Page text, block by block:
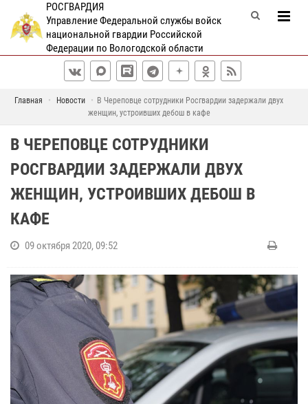
РОСГВАРДИЯ
Управление Федеральной службы войск
национальной гвардии Российской
Федерации по Вологодской области
Главная Новости
В Череповце сотрудники Росгвардии задержали двух
женщин, устроивших дебош в кафе
В ЧЕРЕПОВЦЕ СОТРУДНИКИ
РОСГВАРДИИ ЗАДЕРЖАЛИ ДВУХ
ЖЕНЩИН, УСТРОИВШИХ ДЕБОШ В
КАФЕ
09 октября 2020, 09:52